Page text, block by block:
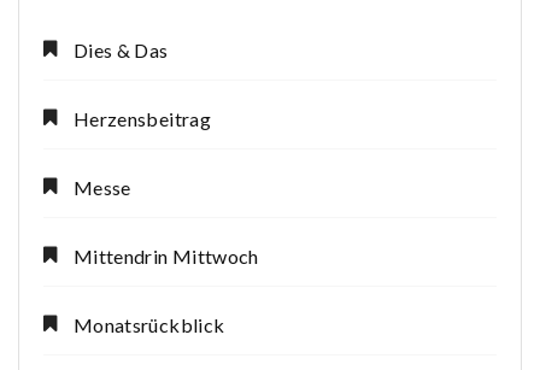
Dies & Das
Herzensbeitrag
Messe
Mittendrin Mittwoch
Monatsrückblick